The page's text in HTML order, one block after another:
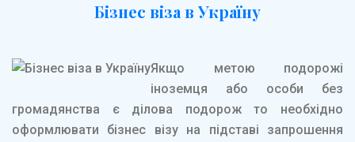
Бізнес віза в Україну
Якщо метою подорожі
іноземця або особи без
громадянства є ділова подорож то необхідно
оформлювати бізнес візу на підставі запрошення